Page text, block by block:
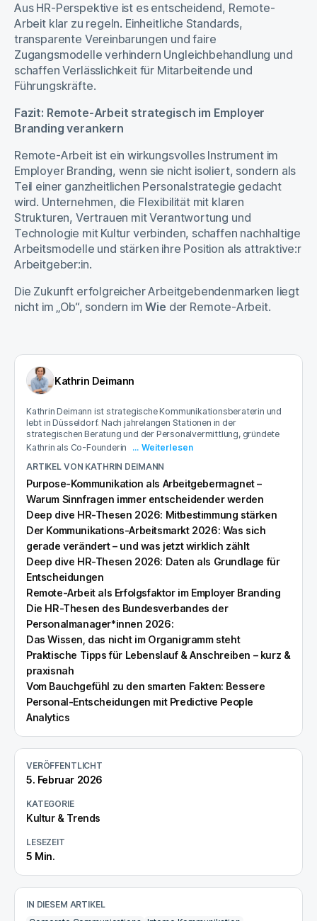
Aus HR-Perspektive ist es entscheidend, Remote-
Arbeit klar zu regeln. Einheitliche Standards,
transparente Vereinbarungen und faire
Zugangsmodelle verhindern Ungleichbehandlung und
schaffen Verlässlichkeit für Mitarbeitende und
Führungskräfte.
Fazit: Remote-Arbeit strategisch im Employer
Branding verankern
Remote-Arbeit ist ein wirkungsvolles Instrument im
Employer Branding, wenn sie nicht isoliert, sondern als
Teil einer ganzheitlichen Personalstrategie gedacht
wird. Unternehmen, die Flexibilität mit klaren
Strukturen, Vertrauen mit Verantwortung und
Technologie mit Kultur verbinden, schaffen nachhaltige
Arbeitsmodelle und stärken ihre Position als attraktive:r
Arbeitgeber:in.
Die Zukunft erfolgreicher Arbeitgebendenmarken liegt
nicht im „Ob“, sondern imWie der Remote-Arbeit.
Kathrin Deimann
Kathrin Deimann ist strategische Kommunikationsberaterin und
lebt in Düsseldorf. Nach jahrelangen Stationen in der
strategischen Beratung und der Personalvermittlung, gründete
Kathrin als Co-Founderin
... Weiterlesen
ARTIKEL VON KATHRIN DEIMANN
Purpose-Kommunikation als Arbeitgebermagnet –
Warum Sinnfragen immer entscheidender werden
Deep dive HR-Thesen 2026: Mitbestimmung stärken
Der Kommunikations-Arbeitsmarkt 2026: Was sich
gerade verändert – und was jetzt wirklich zählt
Deep dive HR-Thesen 2026: Daten als Grundlage für
Entscheidungen
Remote-Arbeit als Erfolgsfaktor im Employer Branding
Die HR-Thesen des Bundesverbandes der
Personalmanager*innen 2026:
Das Wissen, das nicht im Organigramm steht
Praktische Tipps für Lebenslauf & Anschreiben – kurz &
praxisnah
Vom Bauchgefühl zu den smarten Fakten: Bessere
Personal-Entscheidungen mit Predictive People
Analytics
VERÖFFENTLICHT
5. Februar 2026
KATEGORIE
Kultur & Trends
LESEZEIT
5 Min.
IN DIESEM ARTIKEL